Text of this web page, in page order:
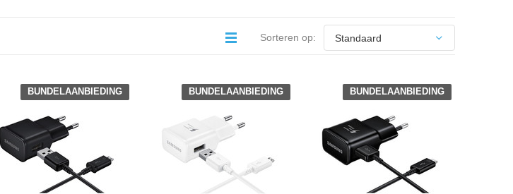
Sorteren op:
BUNDELAANBIEDING BUNDELAANBIEDING BUNDELAANBIEDING